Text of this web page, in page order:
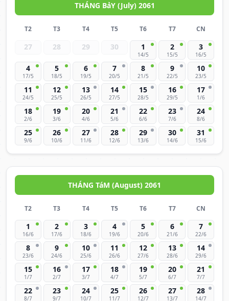
THÁNG BảY (July) 2061
T2 T3 T4 T5 T6 T7 CN
27 28 29 30 1
14/5
2
15/5
3
16/5
4
17/5
5
18/5
6
19/5
7
20/5
8
21/5
9
22/5
10
23/5
11
24/5
12
25/5
13
26/5
14
27/5
15
28/5
16
29/5
17
1/6
18
2/6
19
3/6
20
4/6
21
5/6
22
6/6
23
7/6
24
8/6
25
9/6
26
10/6
27
11/6
28
12/6
29
13/6
30
14/6
31
15/6
THÁNG TáM (August) 2061
T2 T3 T4 T5 T6 T7 CN
1
16/6
2
17/6
3
18/6
4
19/6
5
20/6
6
21/6
7
22/6
8
23/6
9
24/6
10
25/6
11
26/6
12
27/6
13
28/6
14
29/6
15
1/7
16
2/7
17
3/7
18
4/7
19
5/7
20
6/7
21
7/7
22
8/7
23
9/7
24
10/7
25
11/7
26
12/7
27
13/7
28
14/7